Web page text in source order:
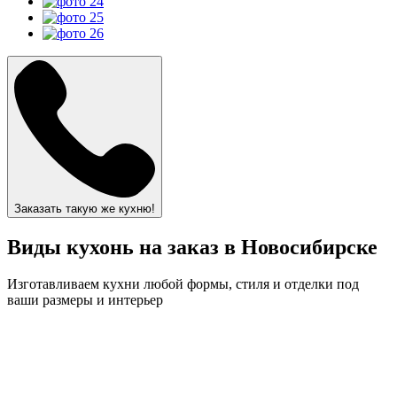
Заказать такую же кухню!
Виды кухонь на заказ в Новосибирске
Изготавливаем кухни любой формы, стиля и отделки под
ваши размеры и интерьер